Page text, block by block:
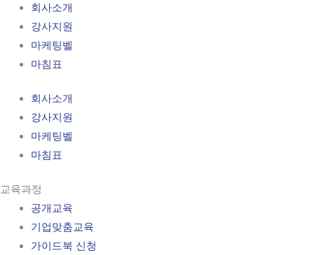
회사소개
강사지원
마케팅벨
마침표
회사소개
강사지원
마케팅벨
마침표
교육과정
공개교육
기업맞춤교육
가이드북 신청